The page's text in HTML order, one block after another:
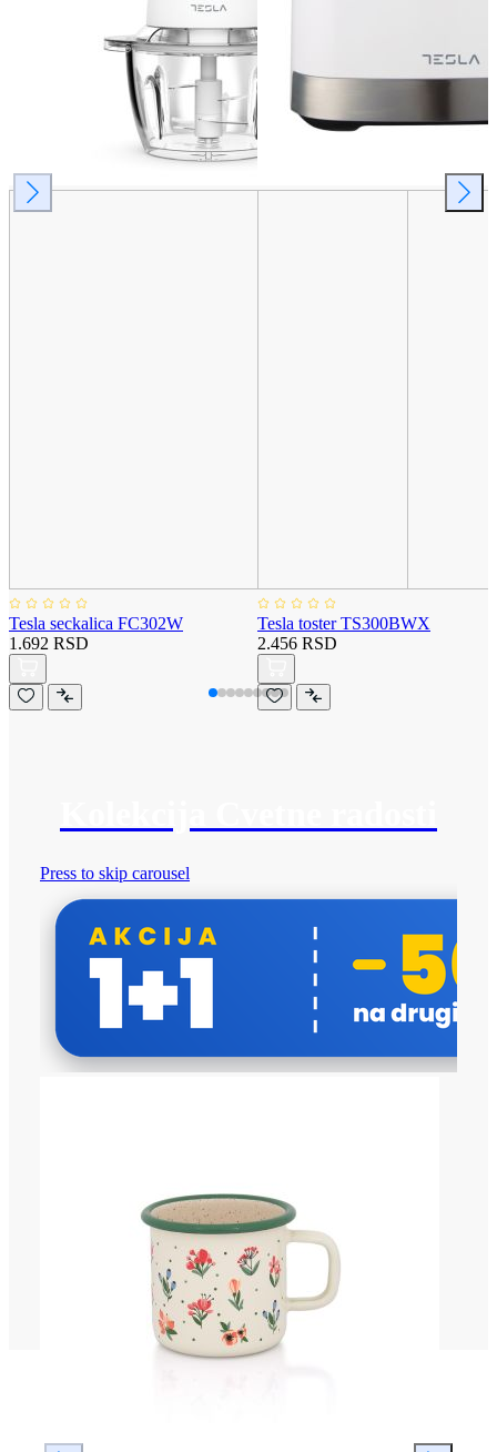
Tesla seckalica FC302W
1.692 RSD
Tesla toster TS300BWX
2.456 RSD
Press to skip carousel